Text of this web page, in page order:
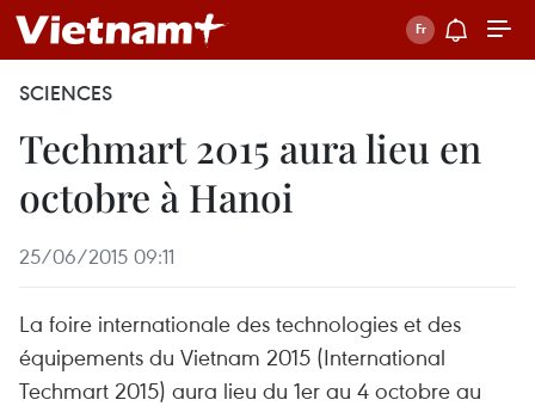
SCIENCES
Techmart 2015 aura lieu en
octobre à Hanoi
25/06/2015 09:11
La foire internationale des technologies et des
équipements du Vietnam 2015 (International
Techmart 2015) aura lieu du 1er au 4 octobre au